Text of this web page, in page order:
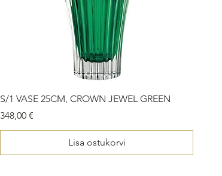
S/1 VASE 25CM, CROWN JEWEL GREEN
Price
348,00 €
Lisa ostukorvi